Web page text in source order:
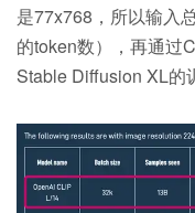
是77x768，所以输入
的token数），再通过
Stable Diffusion XL的